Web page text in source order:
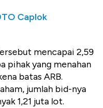
Caplok
mencapai 2,59
pihak yang menahan
batas ARB.
jumlah bid-nya
1,21 juta lot.